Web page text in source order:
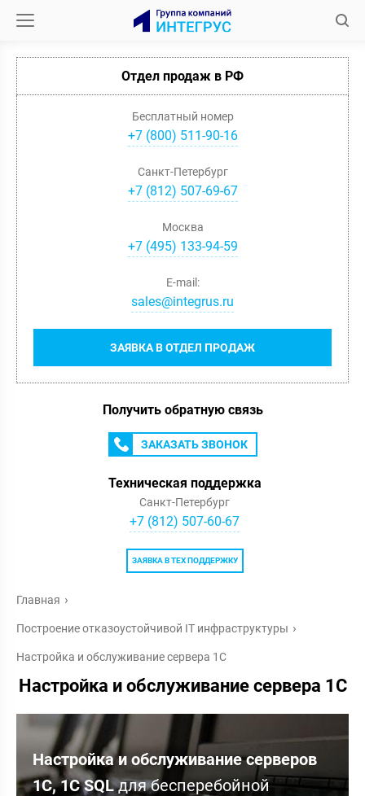
Отдел продаж в РФ
Бесплатный номер
+7 (800) 511-90-16
Санкт-Петербург
+7(812) 507-69-67
Москва
+7(495) 133-94-59
ЗАЯВКА В ОТДЕЛ ПРОДАЖ
E-mail:
sales@integrus.ru
Получить обратную связь
ЗАКАЗАТЬ ЗВОНОК
Техническая поддержка
Санкт-Петербург
+7 (812) 507-60-67
ЗАЯВКА В ТЕХ ПОДДЕРЖКУ
Главная
Построение отказоустойчивой IT инфраструктуры
Настройка и обслуживание сервера 1С
Настройка и обслуживание сервера 1С
Настройка и обслуживание серверов
1С, 1С SQLдля бесперебойной